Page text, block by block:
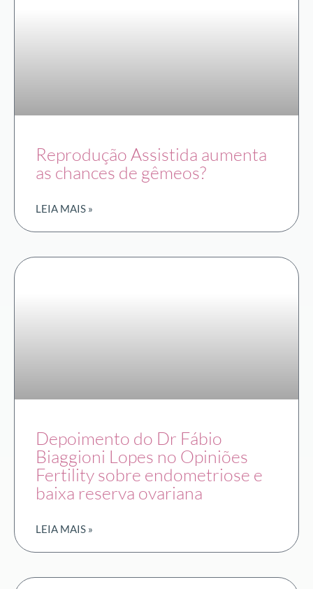
Reprodução Assistida aumenta
as chances de gêmeos?
LEIA MAIS »
Depoimento do Dr Fábio
Biaggioni Lopes no Opiniões
Fertility sobre endometriose e
baixa reserva ovariana
LEIA MAIS »